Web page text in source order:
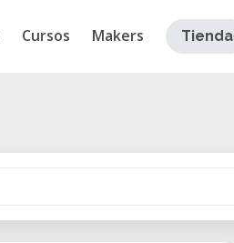
Cursos Makers Tienda